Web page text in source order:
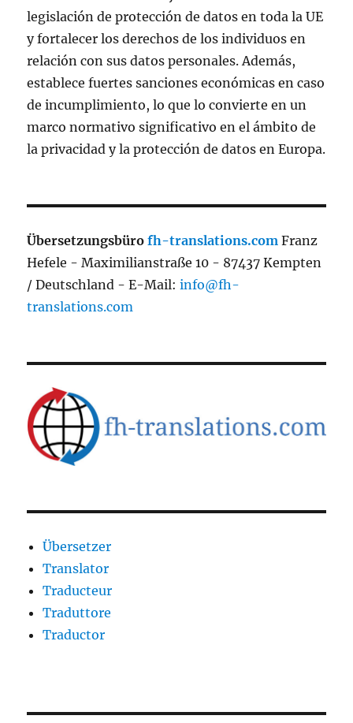
legislación de protección de datos en toda la UE
y fortalecer los derechos de los individuos en
relación con sus datos personales. Además,
establece fuertes sanciones económicas en caso
de incumplimiento, lo que lo convierte en un
marco normativo significativo en el ámbito de
la privacidad y la protección de datos en Europa.
Übersetzungsbürofh-translations.com Franz
Hefele - Maximilianstraße 10 - 87437 Kempten
/ Deutschland - E-Mail:info@fh-
translations.com
Übersetzer
Translator
Traducteur
Traduttore
Traductor